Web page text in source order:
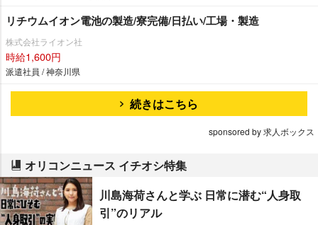
リチウムイオン電池の製造/寮完備/日払い/工場・製造
株式会社ライオン社
時給1,600円
派遣社員 / 神奈川県
続きはこちら
sponsored by 求人ボックス
オリコンニュース イチオシ特集
川島海荷さんと学ぶ 日常に潜む“人身取
引”のリアル